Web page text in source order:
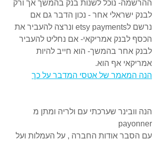
ההרשמה- נוכל לשנות בנק בהמשך אך ורק
לבנק ישראלי אחר - נכון הדבר גם אם
נרשם לetsy payments ונרצה להעביר את
הכסף לבנק אמריקאי- אם נחליט להעביר
לבנק אחר בהמשך- הוא חייב להיות
אמריקאי אף הוא.
הנה המאמר של אטסי המדבר על כך
הנה וובינר שערכתי עם ולריה ומתן מ
payonner
עם הסבר אודות החברה , על העמלות ועל